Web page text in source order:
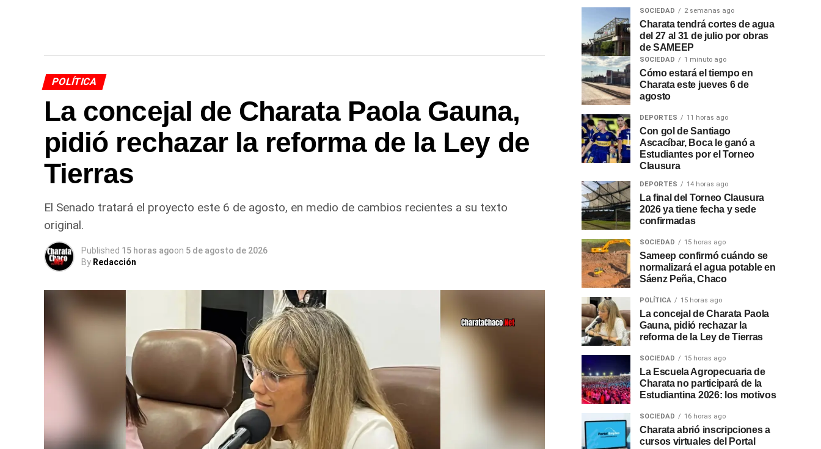
POLÍTICA
La concejal de Charata Paola Gauna,
pidió rechazar la reforma de la Ley de
Tierras
El Senado tratará el proyecto este 6 de agosto, en medio de cambios recientes a su texto
original.
Published 15 horas agoon 5 de agosto de 2026
By Redacción
SOCIEDAD 2 semanas ago
Charata tendrá cortes de agua
del 27 al 31 de julio por obras
de SAMEEP
SOCIEDAD 1 minuto ago
Cómo estará el tiempo en
Charata este jueves 6 de
agosto
DEPORTES 11 horas ago
Con gol de Santiago
Ascacíbar, Boca le ganó a
Estudiantes por el Torneo
Clausura
DEPORTES 14 horas ago
La final del Torneo Clausura
2026 ya tiene fecha y sede
confirmadas
SOCIEDAD 15 horas ago
Sameep confirmó cuándo se
normalizará el agua potable en
Sáenz Peña, Chaco
POLÍTICA 15 horas ago
La concejal de Charata Paola
Gauna, pidió rechazar la
reforma de la Ley de Tierras
SOCIEDAD 15 horas ago
La Escuela Agropecuaria de
Charata no participará de la
Estudiantina 2026: los motivos
SOCIEDAD 16 horas ago
Charata abrió inscripciones a
cursos virtuales del Portal